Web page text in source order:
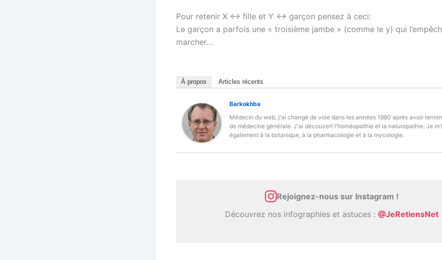
Pour retenir X ↔ fille et Y ↔ garçon pensez à ceci:
Le garçon a parfois une « troisième jambe » (comme le y) qui
marcher…
À propos Articles récents
Barkokhba
Médecin du web, j'ai changé de voie dans les années 1980 après avoir
de médecine générale. J'ai découvert l'homéopathie et la naturopathie. Je
également à la botanique, à la pharmacologie et à la mycologie.
Rejoignez-nous sur Instagram !
Découvrez nos infographies et astuces : @JeRetiensNet